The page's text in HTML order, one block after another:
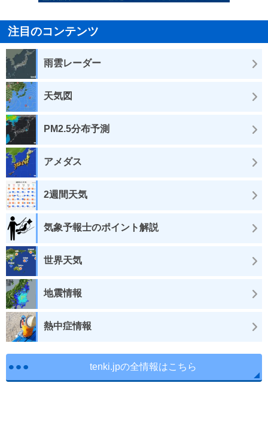
注目のコンテンツ
雨雲レーダー
天気図
PM2.5分布予測
アメダス
2週間天気
気象予報士のポイント解説
世界天気
地震情報
熱中症情報
tenki.jpの全情報はこちら